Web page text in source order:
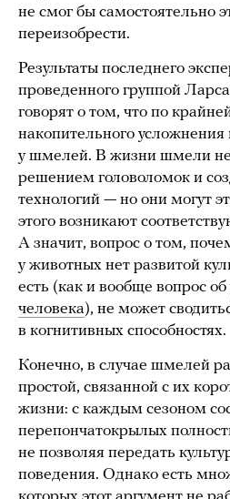
не смог бы самостоятельно
переизобрести.
Результаты последнего
проведенного группой
говорят о том, что по
накопительного усложнения
у шмелей. В жизни шмели
решением головоломок и
технологий — но они могут
этого возникают
А значит, вопрос о том,
у животных нет развитой
есть (как и вообще вопрос об
человека), не может
в когнитивных способностях.
Конечно, в случае шмелей
простой, связанной с их
жизни: с каждым сезоном
перепончатокрылых
не позволяя передать
поведения. Однако есть